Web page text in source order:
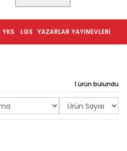
YAYINEVLERI
YAZARLAR
LGS
YKS
1 ürün bulundu